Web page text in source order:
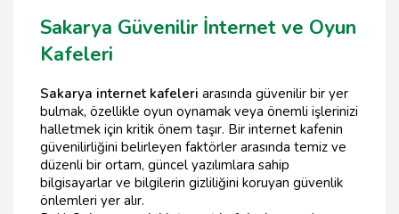
Sakarya Güvenilir İnternet ve Oyun
Kafeleri
Sakarya internet kafeleri arasında güvenilir bir yer
bulmak, özellikle oyun oynamak veya önemli işlerinizi
halletmek için kritik önem taşır. Bir internet kafenin
güvenilirliğini belirleyen faktörler arasında temiz ve
düzenli bir ortam, güncel yazılımlara sahip
bilgisayarlar ve bilgilerin gizliliğini koruyan güvenlik
önlemleri yer alır.